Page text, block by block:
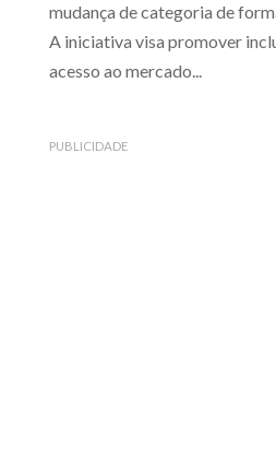
mudança de categoria de
A iniciativa visa promover
acesso ao mercado...
PUBLICIDADE